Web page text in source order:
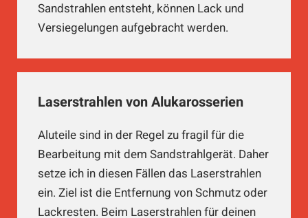
Sandstrahlen entsteht, können Lack und
Versiegelungen aufgebracht werden.
Laserstrahlen von Alukarosserien
Aluteile sind in der Regel zu fragil für die
Bearbeitung mit dem Sandstrahlgerät. Daher
setze ich in diesen Fällen das Laserstrahlen
ein. Ziel ist die Entfernung von Schmutz oder
Lackresten. Beim Laserstrahlen für deinen